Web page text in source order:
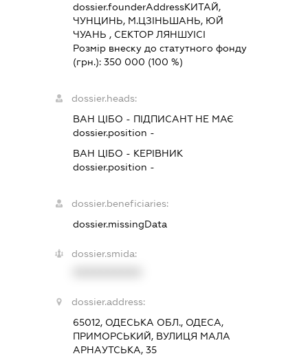
dossier.founderAddressКИТАЙ,
ЧУНЦИНЬ, М.ЦЗІНЬШАНЬ, ЮЙ
ЧУАНЬ , СЕКТОР ЛЯНШУІСІ
Розмір внеску до статутного фонду
(грн.):350 000 (100 %)
dossier.heads:
ВАН ЦІБО - ПІДПИСАНТНЕ МАЄ
dossier.position -
ВАН ЦІБО - КЕРІВНИК
dossier.position -
dossier.beneficiaries:
dossier.missingData
dossier.smida:
dossier.address:
65012, ОДЕСЬКА ОБЛ., ОДЕСА,
ПРИМОРСЬКИЙ, ВУЛИЦЯ МАЛА
АРНАУТСЬКА, 35